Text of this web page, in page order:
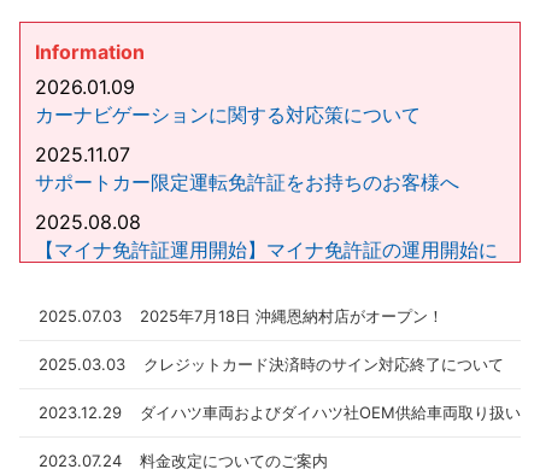
Information
2026.01.09
カーナビゲーションに関する対応策について
2025.11.07
サポートカー限定運転免許証をお持ちのお客様へ
2025.08.08
【マイナ免許証運用開始】マイナ免許証の運用開始に
2025.07.03 2025年7月18日 沖縄恩納村店がオープン！
2025.03.03 クレジットカード決済時のサイン対応終了について
2023.12.29 ダイハツ車両およびダイハツ社OEM供給車両取り扱い
2023.07.24 料金改定についてのご案内